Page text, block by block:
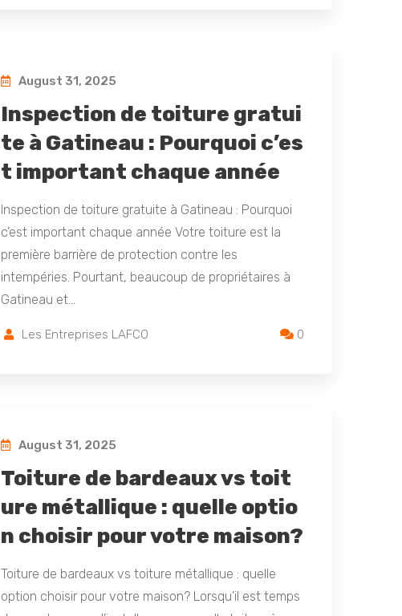
August 31, 2025
Inspection de toiture gratui
te à Gatineau : Pourquoi c’es
t important chaque année
Inspection de toiture gratuite à Gatineau : Pourquoi
c’est important chaque année Votre toiture est la
première barrière de protection contre les
intempéries. Pourtant, beaucoup de propriétaires à
Gatineau et…
Les Entreprises LAFCO 0
August 31, 2025
Toiture de bardeaux vs toit
ure métallique : quelle optio
n choisir pour votre maison?
Toiture de bardeaux vs toiture métallique : quelle
option choisir pour votre maison? Lorsqu’il est temps